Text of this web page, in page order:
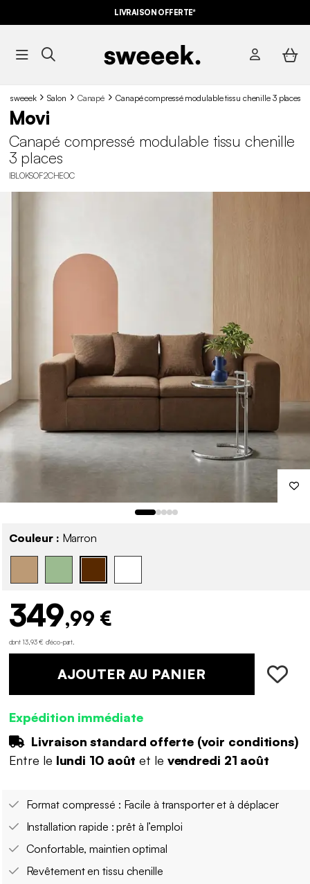
LIVRAISON OFFERTE*
sweeek Salon Canapé Canapé compressé modulable tissu chenille 3 places
Movi
Canapé compressé modulable tissu chenille
3 places
IBLOKSOF2CHEOC
Couleur : Marron
349,99 €
dont 13,93 € d'éco-part
AJOUTER AU PANIER
Expédition immédiate
Livraison standard offerte (voir conditions)
Entre le lundi 10 août et le vendredi 21 août
Format compressé : Facile à transporter et à déplacer
Installation rapide : prêt à l’emploi
Confortable, maintien optimal
Revêtement en tissu chenille